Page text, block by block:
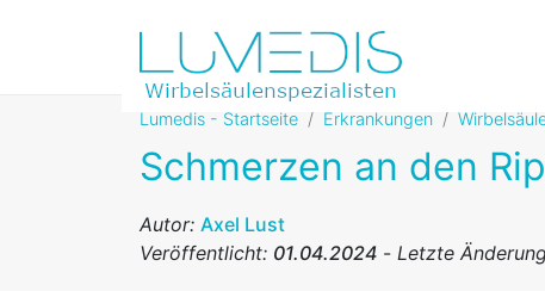
Lumedis - Startseite Erkrankungen
Schmerzen an den
Autor: Axel Lust
Veröffentlicht: 01.04.2024 - Letzte